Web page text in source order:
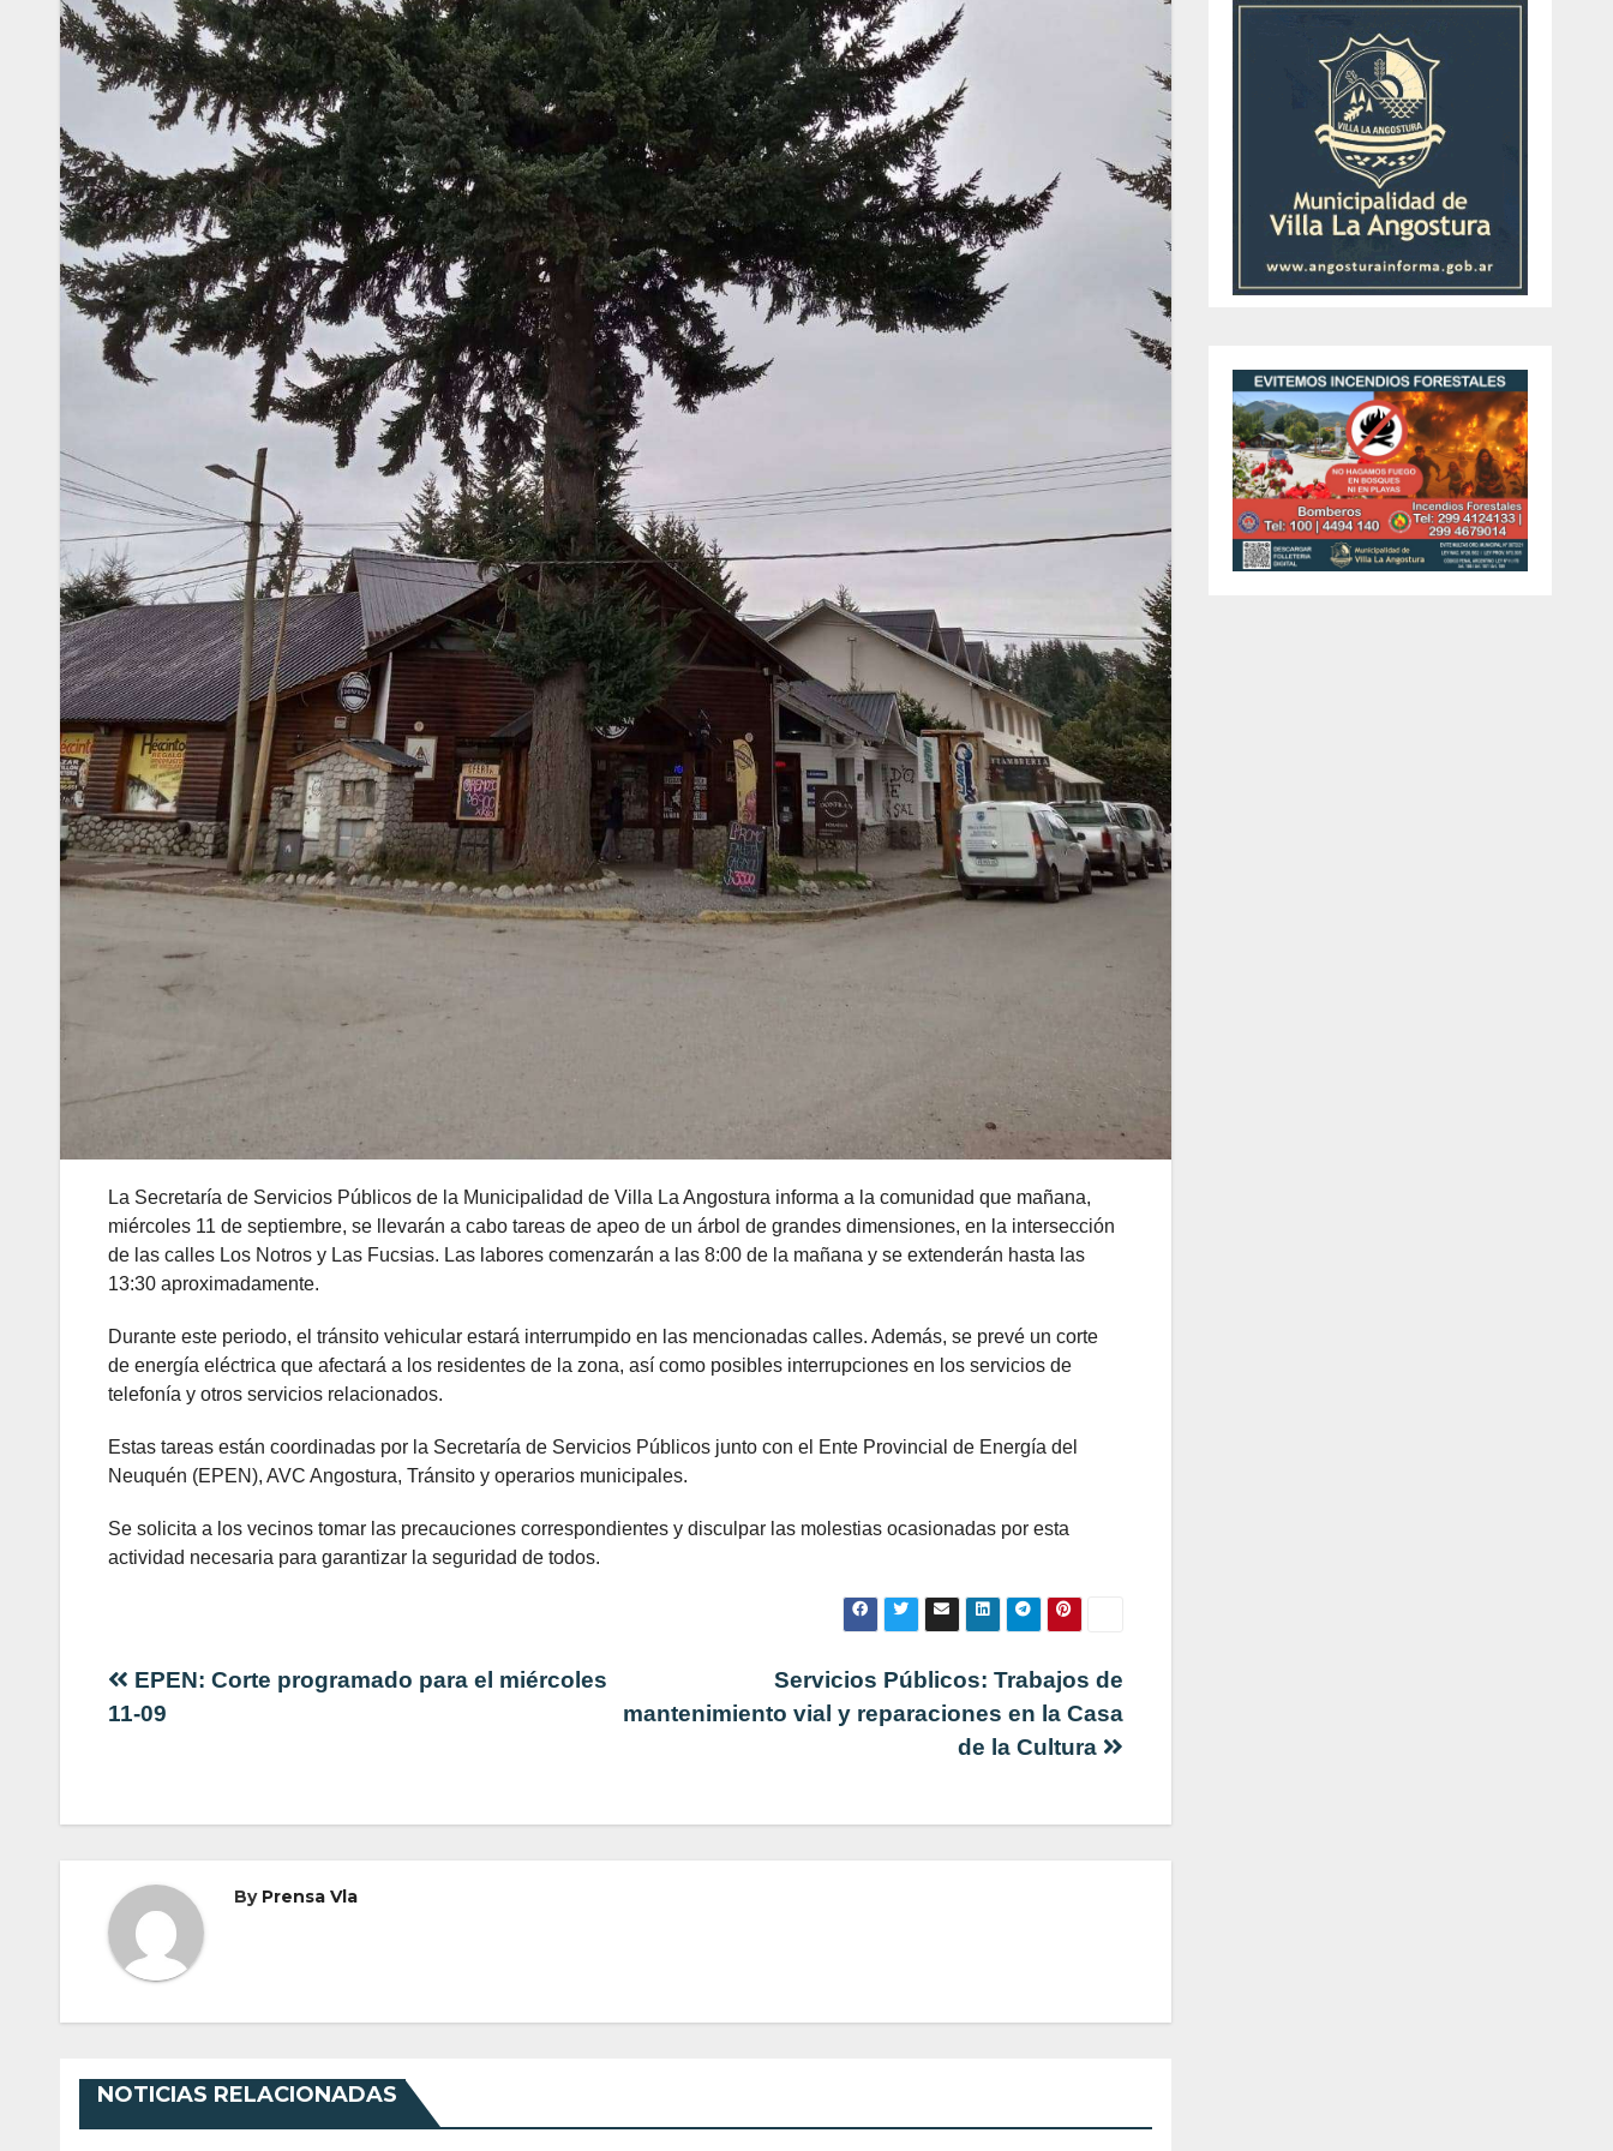
La Secretaría de Servicios Públicos de la Municipalidad de Villa La Angostura informa a la comunidad que mañana,
miércoles 11 de septiembre, se llevarán a cabo tareas de apeo de un árbol de grandes dimensiones, en la intersección
de las calles Los Notros y Las Fucsias. Las labores comenzarán a las 8:00 de la mañana y se extenderán hasta las
13:30 aproximadamente.
Durante este periodo, el tránsito vehicular estará interrumpido en las mencionadas calles. Además, se prevé un corte
de energía eléctrica que afectará a los residentes de la zona, así como posibles interrupciones en los servicios de
telefonía y otros servicios relacionados.
Estas tareas están coordinadas por la Secretaría de Servicios Públicos junto con el Ente Provincial de Energía del
Neuquén (EPEN), AVC Angostura, Tránsito y operarios municipales.
Se solicita a los vecinos tomar las precauciones correspondientes y disculpar las molestias ocasionadas por esta
actividad necesaria para garantizar la seguridad de todos.
Navegación
Servicios Públicos: Trabajos de
mantenimiento vial y reparaciones en la Casa
de la Cultura
EPEN: Corte programado para el miércoles
11-09
By Prensa Vla
NOTICIAS RELACIONADAS